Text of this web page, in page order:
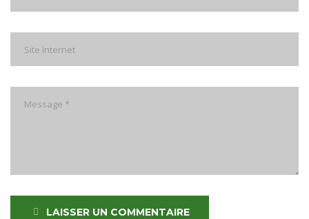
LAISSER UN COMMENTAIRE